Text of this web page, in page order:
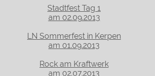
Stadtfest Tag 1
am 02.09.2013
LN Sommerfest in Kerpen
am 01.09.2013
Rock am Kraftwerk
am 02.07.2013